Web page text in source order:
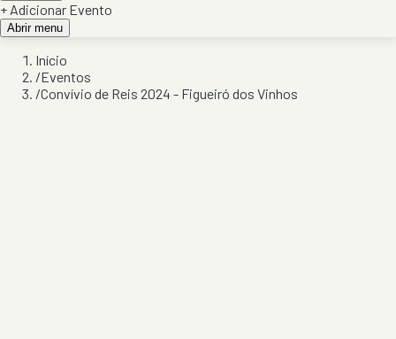
+ Adicionar Evento
Abrir menu
Início
/Eventos
/Convívio de Reis 2024 - Figueiró dos Vinhos